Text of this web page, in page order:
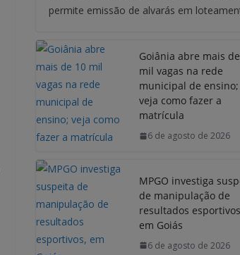
permite emissão de alvarás em
Goiânia abre mais
mil vagas na rede
municipal de ensino;
veja como fazer a
matrícula
6 de agosto de 2026
MPGO investiga
de manipulação de
resultados
em Goiás
6 de agosto de 2026